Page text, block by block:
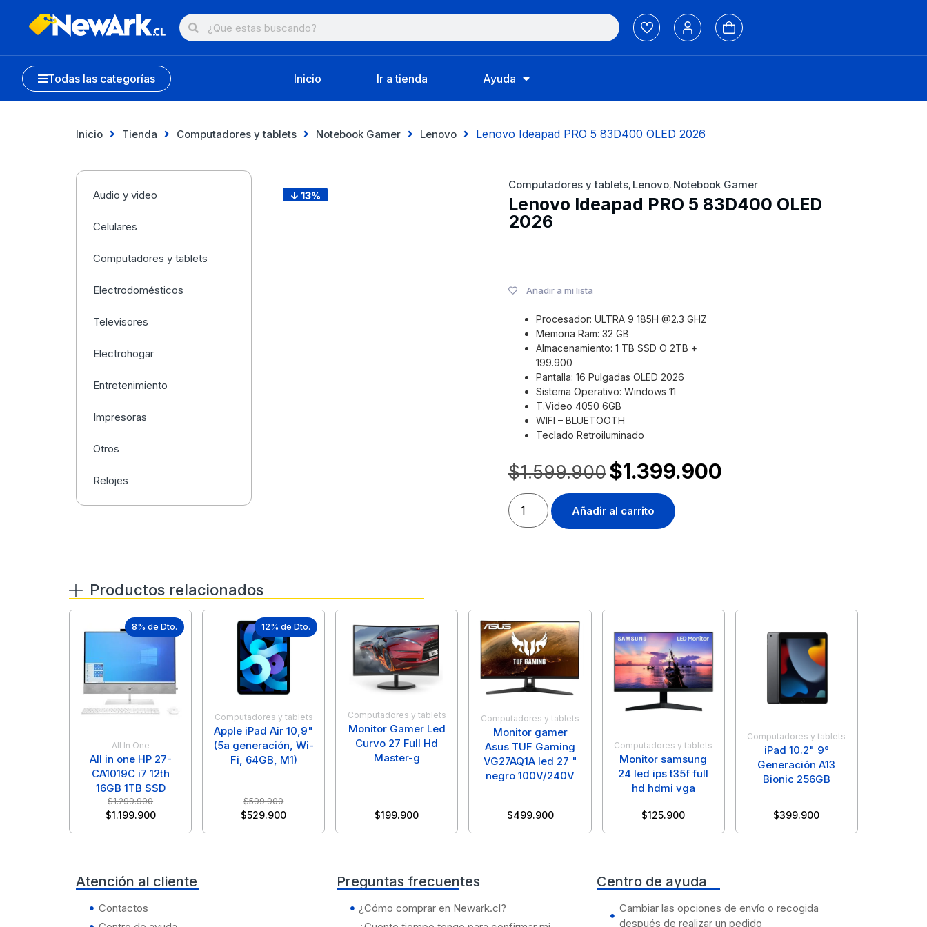
Todas las categorías Inicio Ir a tienda Ayuda
Inicio Tienda Computadores y tablets Notebook Gamer Lenovo Lenovo Ideapad PRO 5 83D400 OLED 2026
Audio y video
Celulares
Computadores y tablets
Electrodomésticos
Televisores
Electrohogar
Entretenimiento
Impresoras
Otros
Relojes
↓ 13%
Computadores y tablets, Lenovo, Notebook Gamer
Lenovo Ideapad PRO 5 83D400 OLED
2026
Añadir a mi lista
Procesador: ULTRA 9 185H @2.3 GHZ
Memoria Ram: 32 GB
Almacenamiento: 1 TB SSD O 2TB +
199.900
Pantalla: 16 Pulgadas OLED 2026
Sistema Operativo: Windows 11
T.Video 4050 6GB
WIFI – BLUETOOTH
Teclado Retroiluminado
$1.599.900$1.399.900
Añadir al carrito
Productos relacionados
8% de Dto.
All In One
All in one HP 27-
CA1019C i7 12th
16GB 1TB SSD
$1.299.900
$1.199.900
12% de Dto.
Computadores y tablets
Apple iPad Air 10,9"
(5a generación, Wi-
Fi, 64GB, M1)
$599.900
$529.900
Computadores y tablets
Monitor Gamer Led
Curvo 27 Full Hd
Master-g
$199.900
Computadores y tablets
Monitor gamer
Asus TUF Gaming
VG27AQ1A led 27 "
negro 100V/240V
$499.900
Computadores y tablets
Monitor samsung
24 led ips t35f full
hd hdmi vga
$125.900
Computadores y tablets
iPad 10.2" 9°
Generación A13
Bionic 256GB
$399.900
Atención al cliente
Contactos
Preguntas frecuentes
¿Cómo comprar en Newark.cl?
Centro de ayuda
Cambiar las opciones de envío o recogida
después de realizar un pedido